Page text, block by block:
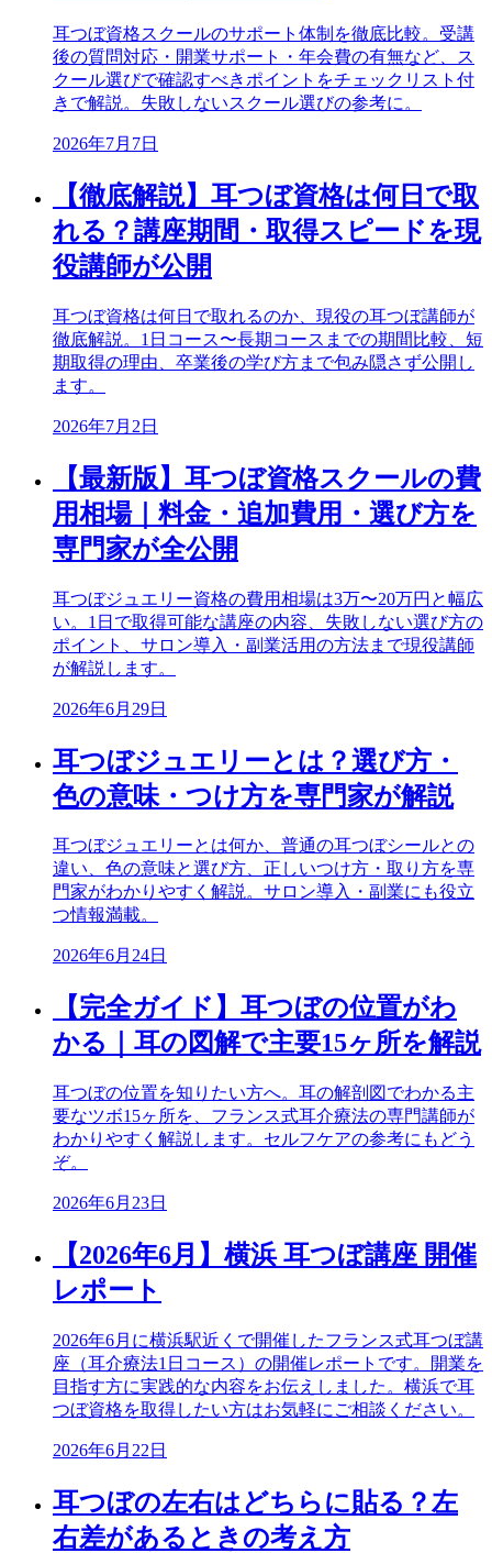
耳つぼ資格スクールのサポート体制を徹底比較。受講
後の質問対応・開業サポート・年会費の有無など、ス
クール選びで確認すべきポイントをチェックリスト付
きで解説。失敗しないスクール選びの参考に。
2026年7月7日
【徹底解説】耳つぼ資格は何日で取
れる？講座期間・取得スピードを現
役講師が公開
耳つぼ資格は何日で取れるのか、現役の耳つぼ講師が
徹底解説。1日コース〜長期コースまでの期間比較、短
期取得の理由、卒業後の学び方まで包み隠さず公開し
ます。
2026年7月2日
【最新版】耳つぼ資格スクールの費
用相場｜料金・追加費用・選び方を
専門家が全公開
耳つぼジュエリー資格の費用相場は3万〜20万円と幅広
い。1日で取得可能な講座の内容、失敗しない選び方の
ポイント、サロン導入・副業活用の方法まで現役講師
が解説します。
2026年6月29日
耳つぼジュエリーとは？選び方・
色の意味・つけ方を専門家が解説
耳つぼジュエリーとは何か、普通の耳つぼシールとの
違い、色の意味と選び方、正しいつけ方・取り方を専
門家がわかりやすく解説。サロン導入・副業にも役立
つ情報満載。
2026年6月24日
【完全ガイド】耳つぼの位置がわ
かる｜耳の図解で主要15ヶ所を解説
耳つぼの位置を知りたい方へ。耳の解剖図でわかる主
要なツボ15ヶ所を、フランス式耳介療法の専門講師が
わかりやすく解説します。セルフケアの参考にもどう
ぞ。
2026年6月23日
【2026年6月】横浜 耳つぼ講座 開催
レポート
2026年6月に横浜駅近くで開催したフランス式耳つぼ講
座（耳介療法1日コース）の開催レポートです。開業を
目指す方に実践的な内容をお伝えしました。横浜で耳
つぼ資格を取得したい方はお気軽にご相談ください。
2026年6月22日
耳つぼの左右はどちらに貼る？左
右差があるときの考え方